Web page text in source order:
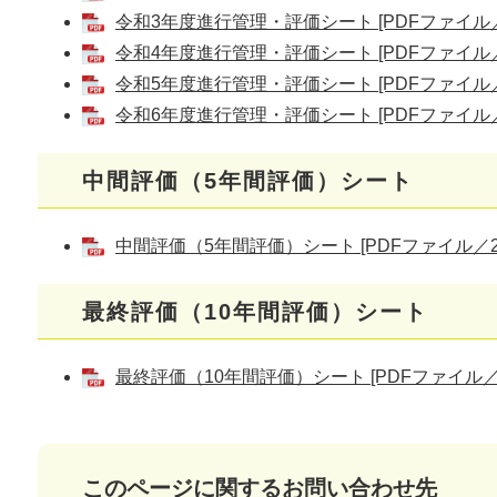
令和3年度進行管理・評価シート [PDFファイル
令和4年度進行管理・評価シート [PDFファイル
令和5年度進行管理・評価シート [PDFファイル
令和6年度進行管理・評価シート [PDFファイル
中間評価（5年間評価）シート
中間評価（5年間評価）シート [PDFファイル／
最終評価（10年間評価）シート
最終評価（10年間評価）シート [PDFファイル
このページに関するお問い合わせ先